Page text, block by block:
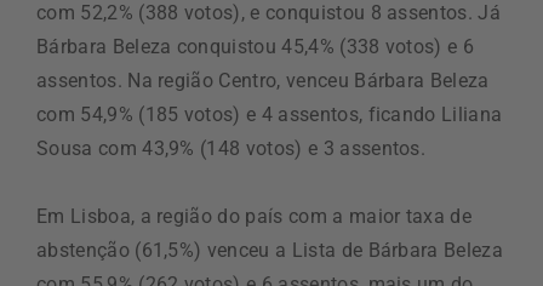
com 52,2% (388 votos), e conquistou 8 assentos. Já
Bárbara Beleza conquistou 45,4% (338 votos) e 6
assentos. Na região Centro, venceu Bárbara Beleza
com 54,9% (185 votos) e 4 assentos, ficando Liliana
Sousa com 43,9% (148 votos) e 3 assentos.
Em Lisboa, a região do país com a maior taxa de
abstenção (61,5%) venceu a Lista de Bárbara Beleza